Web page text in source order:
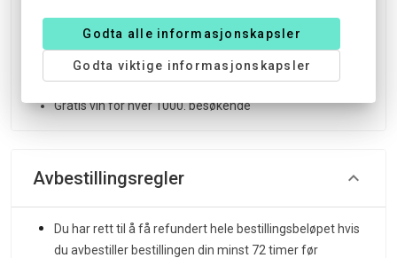
Inngangsbillett
Guidet tur (valgfritt)
Tilgang til alle utstillinger
Informasjonsmateriell
Gratis vin for hver 1000. besøkende
Avbestillingsregler
Du har rett til å få refundert hele bestillingsbeløpet hvis
du avbestiller bestillingen din minst 72 timer før
Godta alle informasjonskapsler
Godta viktige informasjonskapsler